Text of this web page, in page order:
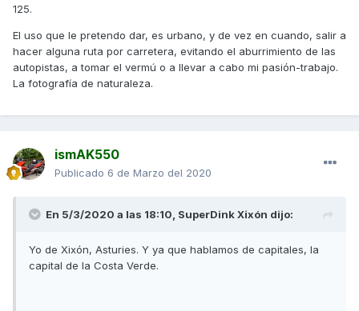
125.
El uso que le pretendo dar, es urbano, y de vez en cuando, salir a
hacer alguna ruta por carretera, evitando el aburrimiento de las
autopistas, a tomar el vermú o a llevar a cabo mi pasión-trabajo.
La fotografía de naturaleza.
ismAK550
Publicado 6 de Marzo del 2020
En 5/3/2020 a las 18:10, SuperDink Xixón dijo:
Yo de Xixón, Asturies. Y ya que hablamos de capitales, la
capital de la Costa Verde.